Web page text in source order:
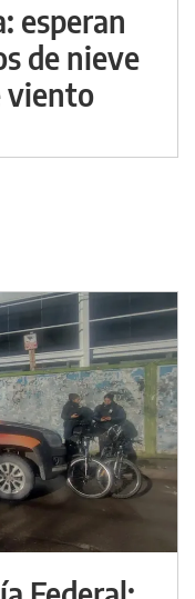
esperan
de nieve
viento